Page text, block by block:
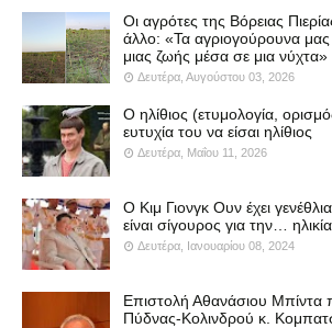
Οι αγρότες της Βόρειας
άλλο: «Τα αγριογούρουνα
μιας ζωής μέσα σε μια νύχτα»
Δευτέρα, Αυγούστου 03, 2026
Ο ηλίθιος (ετυμολογία,
ευτυχία του να είσαι ηλίθιος
Δευτέρα, Μαΐου 11, 2026
Ο Κιμ Γιονγκ Ουν έχει
είναι σίγουρος για την…
Δευτέρα, Ιανουαρίου 08, 2024
Επιστολή Αθανάσιου Μπίντα
Πύδνας-Κολινδρού κ.